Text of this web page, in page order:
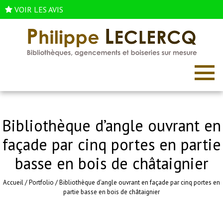
VOIR LES AVIS
Bibliothèque d’angle ouvrant en
façade par cinq portes en partie
basse en bois de châtaignier
Accueil/Portfolio /Bibliothèque d’angle ouvrant en façade par cinq portes en
partie basse en bois de châtaignier